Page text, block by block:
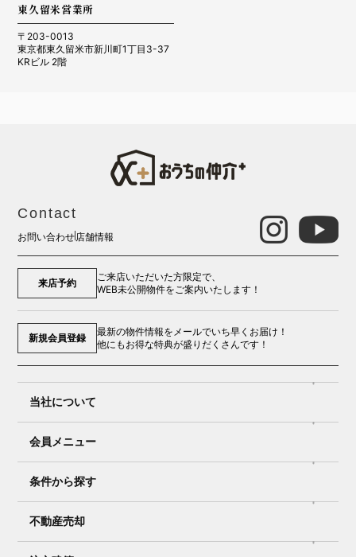
東久留米営業所
〒203-0013
東京都東久留米市新川町1丁目3-37
KRビル 2階
Contact
お問い合わせ 店舗情報
来店予約
ご来店いただいた方限定で、
WEB未公開物件をご案内いたします！
新規会員登録
最新の物件情報をメールでいち早くお届け！
他にもお得な特典が盛りだくさんです！
当社について
会員メニュー
条件から探す
不動産売却